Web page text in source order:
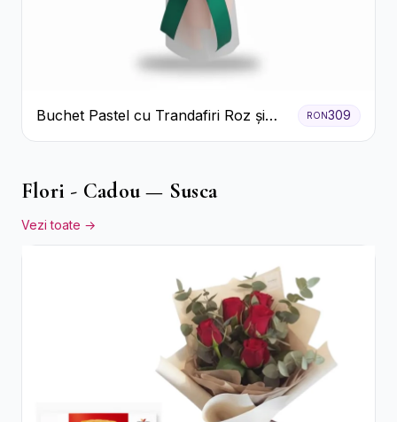
Buchet Pastel cu Trandafiri Roz și
Albi
RON309
Flori - Cadou — Susca
Vezi toate →